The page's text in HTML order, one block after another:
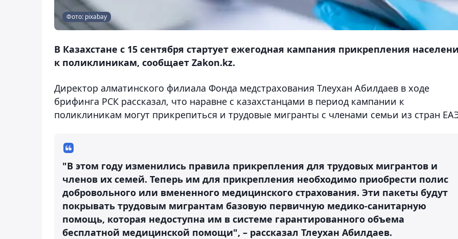
Фото: pixabay
В Казахстане с 15 сентября стартует ежегодная кампания прикрепления
к поликлиникам, сообщает Zakon.kz.
Директор алматинского филиала Фонда медстрахования Тлеухан Абилдаев в ходе
брифинга РСК рассказал, что наравне с казахстанцами в период кампании к
поликлиникам могут прикрепиться и трудовые мигранты с членами семьи из стран
"В этом году изменились правила прикрепления для трудовых мигрантов и
членов их семей. Теперь им для прикрепления необходимо приобрести полис
добровольного или вмененного медицинского страхования. Эти пакеты будут
покрывать трудовым мигрантам базовую первичную медико-санитарную
помощь, которая недоступна им в системе гарантированного объема
бесплатной медицинской помощи", – рассказал Тлеухан Абилдаев.